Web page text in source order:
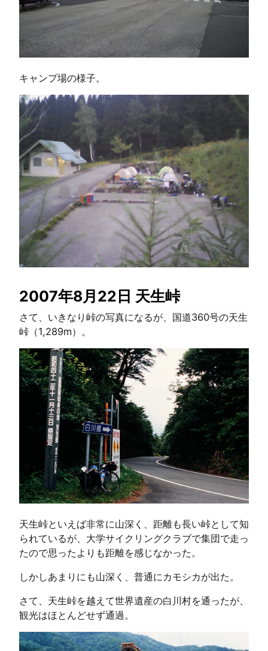
キャンプ場の様子。
2007年8月22日 天生峠
さて、いきなり峠の写真になるが、国道360号の天生
峠（1,289m）。
天生峠といえば非常に山深く、距離も長い峠として知
られているが、大学サイクリングクラブで集団で走っ
たので思ったよりも距離を感じなかった。
しかしあまりにも山深く、普通にカモシカが出た。
さて、天生峠を越えて世界遺産の白川村を通ったが、
観光はほとんどせず通過。